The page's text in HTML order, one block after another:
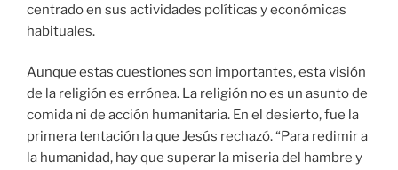
centrado en sus actividades políticas y económicas
habituales.
Aunque estas cuestiones son importantes, esta visión
de la religión es errónea. La religión no es un asunto de
comida ni de acción humanitaria. En el desierto, fue la
primera tentación la que Jesús rechazó. “Para redimir a
la humanidad, hay que superar la miseria del hambre y